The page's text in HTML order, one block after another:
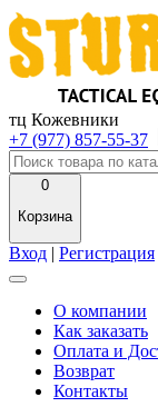
тц Кожевники
+7 (977) 857-55-37
0
Корзина
Вход | Регистрация
О компании
Как заказать
Оплата и
Возврат
Контакты